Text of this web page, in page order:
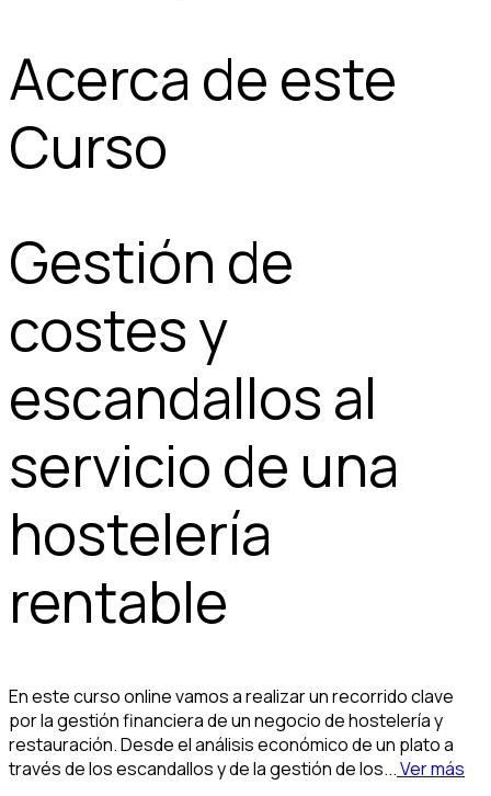
Acerca de este
Curso
Gestión de
costes y
escandallos al
servicio de una
hostelería
rentable
En este curso online vamos a realizar un recorrido clave
por la gestión financiera de un negocio de hostelería y
restauración. Desde el análisis económico de un plato a
través de los escandallos y de la gestión de los...Ver más